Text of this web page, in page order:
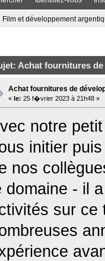
Film et développement
Achat fournitures
Achat fournitures de
« le: 25 f�vrier 2023 à 21h48 »
notre
initier
nos
domaine - il
sur ce